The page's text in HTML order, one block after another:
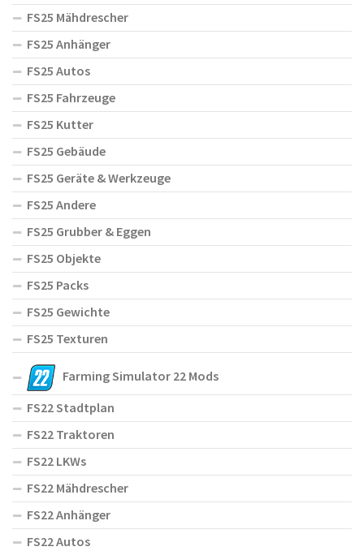
FS25 Mähdrescher
FS25 Anhänger
FS25 Autos
FS25 Fahrzeuge
FS25 Kutter
FS25 Gebäude
FS25 Geräte & Werkzeuge
FS25 Andere
FS25 Grubber & Eggen
FS25 Objekte
FS25 Packs
FS25 Gewichte
FS25 Texturen
Farming Simulator 22 Mods
FS22 Stadtplan
FS22 Traktoren
FS22 LKWs
FS22 Mähdrescher
FS22 Anhänger
FS22 Autos